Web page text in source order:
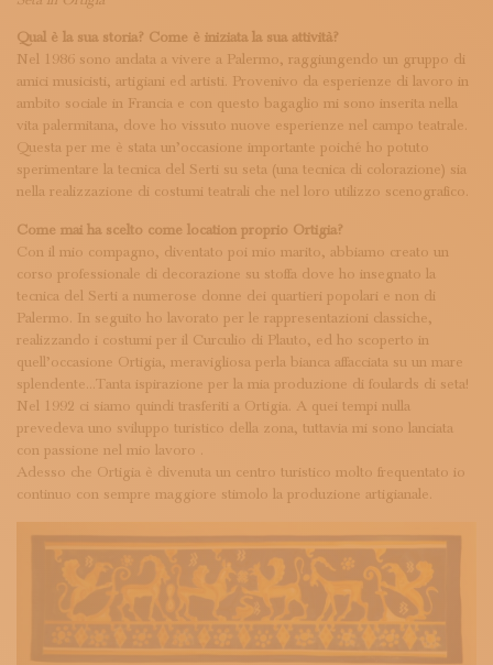
ISCRIVITI ALLA NEWSLETTER
SOSTIENICI
MAGAZINE
TUTTI I CONTENUTI
NEWS
INTERVISTE
ITINERARI
ISCRIVITI
Qual è la sua storia? Come è iniziata la sua attività?
Nel 1986 sono andata a vivere a Palermo, raggiungendo un gruppo di
amici musicisti, artigiani ed artisti. Provenivo da esperienze di lavoro in
ambito sociale in Francia e con questo bagaglio mi sono inserita nella
vita palermitana, dove ho vissuto nuove esperienze nel campo teatrale.
Questa per me è stata un’occasione importante poiché ho potuto
sperimentare la tecnica del Serti su seta (una tecnica di colorazione) sia
nella realizzazione di costumi teatrali che nel loro utilizzo scenografico.
Come mai ha scelto come location proprio Ortigia?
Con il mio compagno, diventato poi mio marito, abbiamo creato un
corso professionale di decorazione su stoffa dove ho insegnato la
tecnica del Serti a numerose donne dei quartieri popolari e non di
Palermo. In seguito ho lavorato per le rappresentazioni classiche,
realizzando i costumi per il Curculio di Plauto, ed ho scoperto in
quell’occasione Ortigia, meravigliosa perla bianca affacciata su un mare
splendente…Tanta ispirazione per la mia produzione di foulards di seta!
Nel 1992 ci siamo quindi trasferiti a Ortigia. A quei tempi nulla
prevedeva uno sviluppo turistico della zona, tuttavia mi sono lanciata
con passione nel mio lavoro .
Adesso che Ortigia è divenuta un centro turistico molto frequentato io
continuo con sempre maggiore stimolo la produzione artigianale.